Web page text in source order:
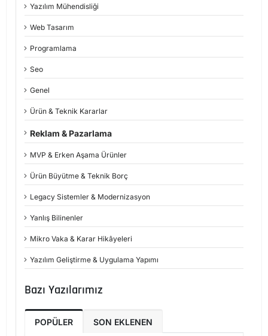
Yazılım Mühendisliği
Web Tasarım
Programlama
Seo
Genel
Ürün & Teknik Kararlar
Reklam & Pazarlama
MVP & Erken Aşama Ürünler
Ürün Büyütme & Teknik Borç
Legacy Sistemler & Modernizasyon
Yanlış Bilinenler
Mikro Vaka & Karar Hikâyeleri
Yazılım Geliştirme & Uygulama Yapımı
Bazı Yazılarımız
POPÜLER SON EKLENEN